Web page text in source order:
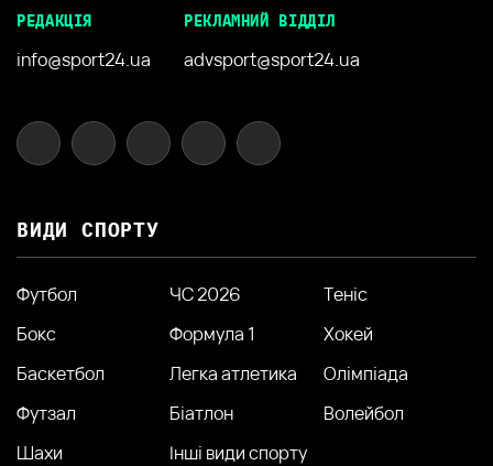
РЕДАКЦІЯ
info@sport24.ua
РЕКЛАМНИЙ ВІДДІЛ
advsport@sport24.ua
ВИДИ СПОРТУ
Футбол ЧС 2026
Теніс
Бокс
Формула 1
Хокей
Баскетбол
Легка атлетика
Олімпіада
Футзал
Біатлон
Волейбол
Шахи
Інші види спорту